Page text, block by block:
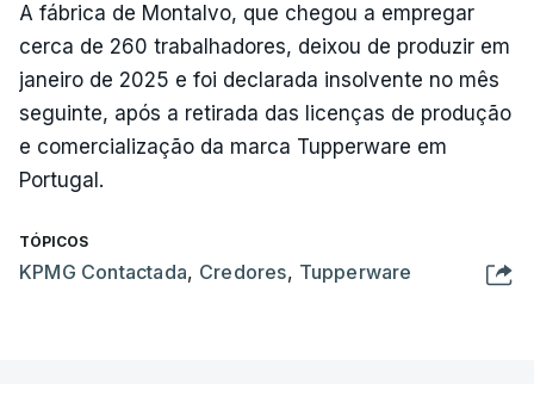
A fábrica de Montalvo, que chegou a empregar
cerca de 260 trabalhadores, deixou de produzir em
janeiro de 2025 e foi declarada insolvente no mês
seguinte, após a retirada das licenças de produção
e comercialização da marca Tupperware em
Portugal.
TÓPICOS
KPMG Contactada, Credores, Tupperware